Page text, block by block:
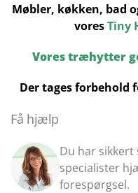
Møbler, køkken, bad
voresTiny
Vores træhytter
Der tages
Få hjælp
Du har sikkert
specialister
forespørgsel.